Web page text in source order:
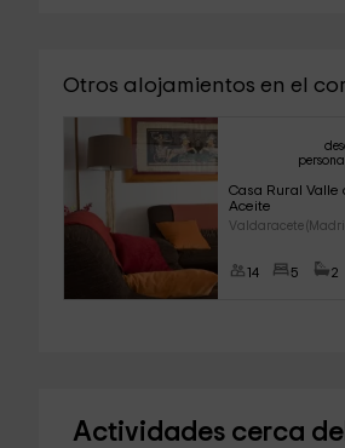
Otros alojamientos en el
Casa Rural Valle
Aceite
Valdaracete
14 5 2
Actividades cerca